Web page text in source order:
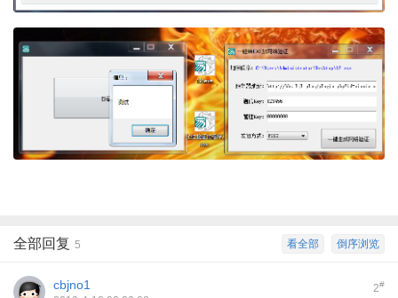
倒序浏览
看全部
全部回复 5
2#
cbjno1